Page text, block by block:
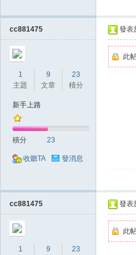
cc881475
1
主題
9
文章
23
積分
新手上路
積分 23
收聽TA 發消息
發表
此
cc881475
1
9
23
發表
此